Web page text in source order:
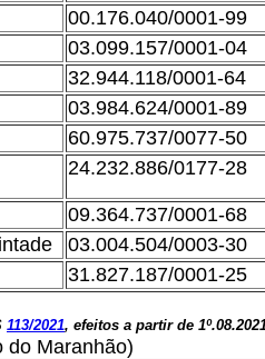
00.176.040/0001-99
03.099.157/0001-04
32.944.118/0001-64
03.984.624/0001-89
60.975.737/0077-50
24.232.886/0177-28
09.364.737/0001-68
03.004.504/0003-30
31.827.187/0001-25
113/2021, efeitos a partir de
do Maranhão)